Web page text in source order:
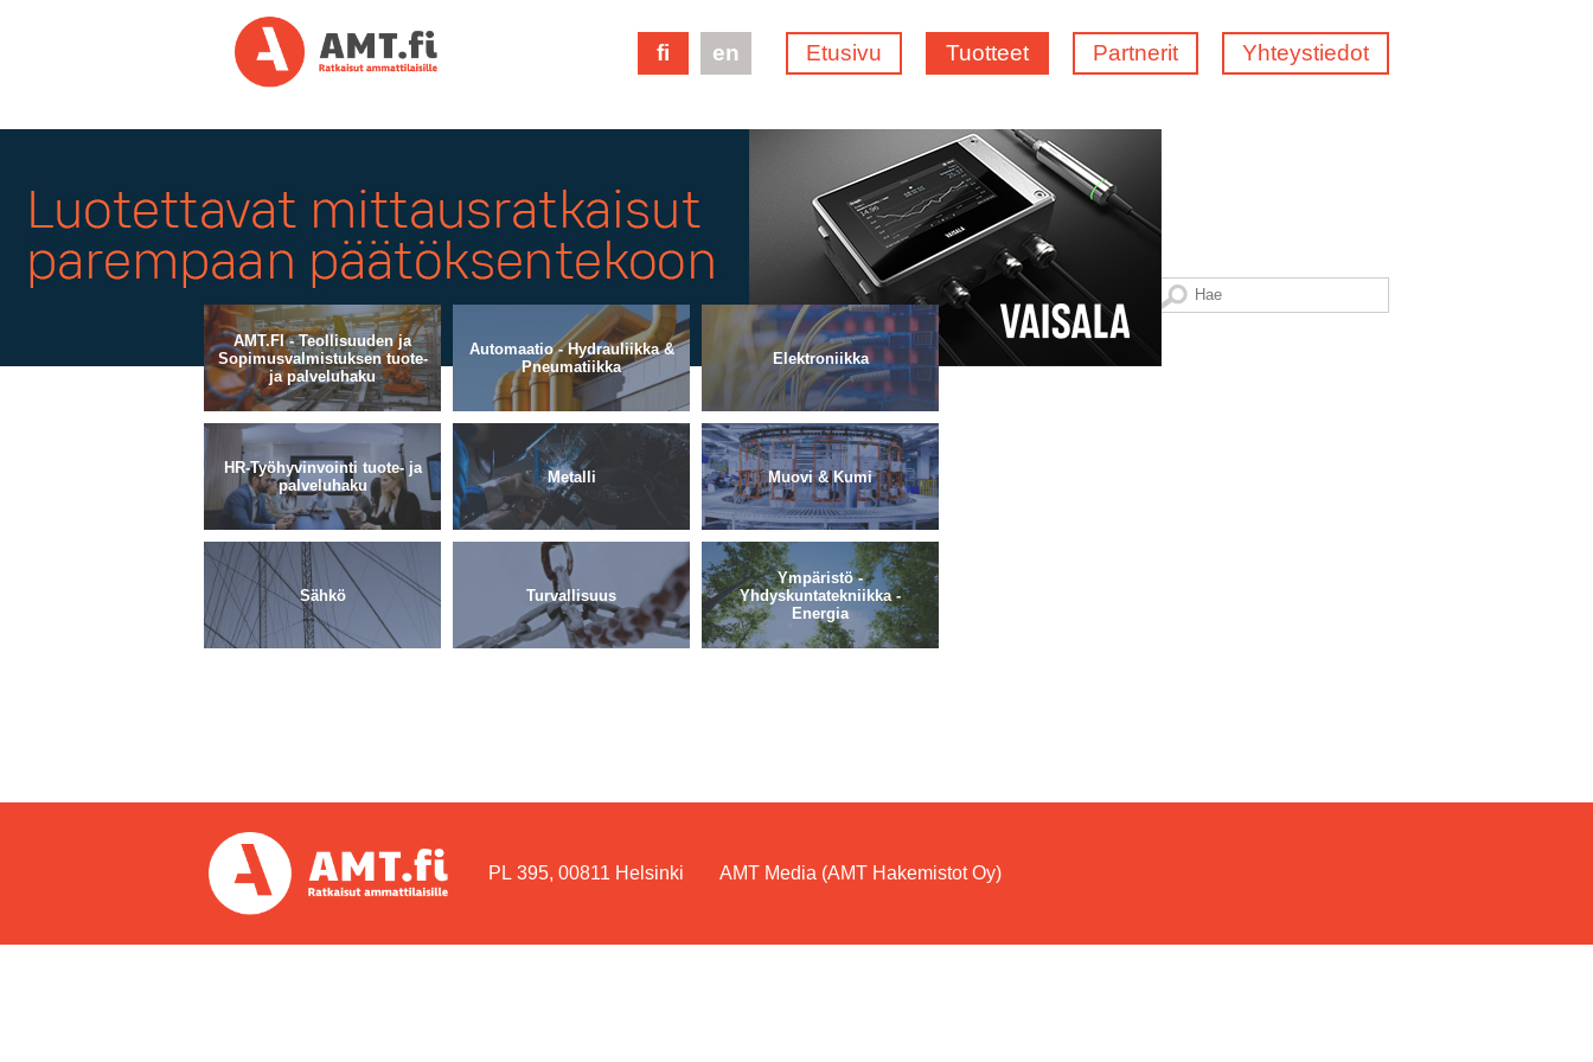
Etusivu Tuotteet Partnerit Yhteystiedot
fi en
Valitse toimialahakemisto
AMT.FI - Teollisuuden ja
Sopimusvalmistuksen tuote-
ja palveluhaku
Automaatio - Hydrauliikka &
Pneumatiikka
Elektroniikka
HR-Työhyvinvointi tuote- ja
palveluhaku
Metalli Muovi & Kumi
Sähkö Turvallisuus
Ympäristö -
Yhdyskuntatekniikka -
Energia
PL 395, 00811 Helsinki AMT Media (AMT Hakemistot Oy)